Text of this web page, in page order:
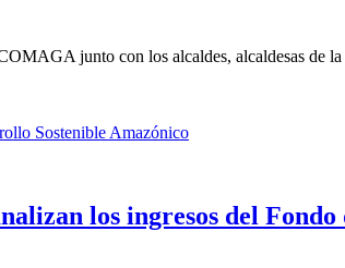
junto con los alcaldes, alcaldesas de
los ingresos del